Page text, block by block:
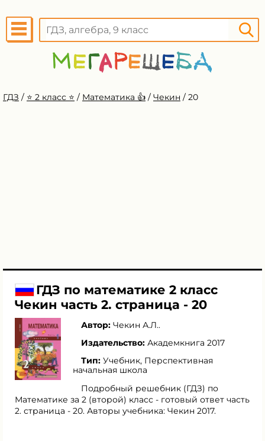
ГДЗ / ⭐️ 2 класс ⭐️ / Математика 👍 / Чекин / 20
ГДЗ по математике 2 класс
Чекин часть 2. страница - 20
Автор: Чекин А.Л..
Издательство: Академкнига 2017
Тип: Учебник, Перспективная
начальная школа
Подробный решебник (ГДЗ) по
Математике за 2 (второй) класс - готовый ответ часть
2. страница - 20. Авторы учебника: Чекин 2017.